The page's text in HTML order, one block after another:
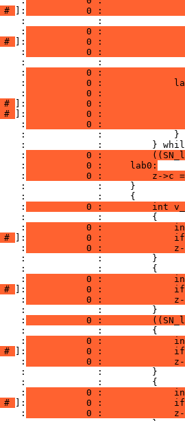
# ]:
0 :
:             :
:
0 :
# ]:
0 :
:
0 :
:             :
:
0 :
:
0 :
:
0 :
# ]:
0 :
# ]:
0 :
:
0 :
:             :             }
:             :         }
:
0 :
:
           0 :     lab0:
:
0 :         z->c
:             :     }
:             :     {
:
0 :         int
:             :         {
:
0 :
# ]:
0 :
:
0 :
:             :         }
:             :         {
:
0 :
# ]:
0 :
:
0 :
:             :         }
:
0 :
:             :         {
:
0 :
# ]:
0 :
:
0 :
:             :         }
:             :         {
:
0 :
# ]:
0 :
:
0 :